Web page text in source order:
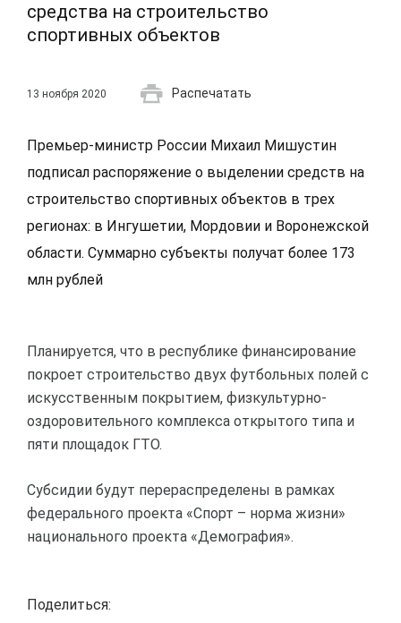
средства на строительство
спортивных объектов
13 ноября 2020 Распечатать
Премьер-министр России Михаил Мишустин
подписал распоряжение о выделении средств на
строительство спортивных объектов в трех
регионах: в Ингушетии, Мордовии и Воронежской
области. Суммарно субъекты получат более 173
млн рублей
Планируется, что в республике финансирование
покроет строительство двух футбольных полей с
искусственным покрытием, физкультурно-
оздоровительного комплекса открытого типа и
пяти площадок ГТО.
Субсидии будут перераспределены в рамках
федерального проекта «Спорт – норма жизни»
национального проекта «Демография».
Поделиться: